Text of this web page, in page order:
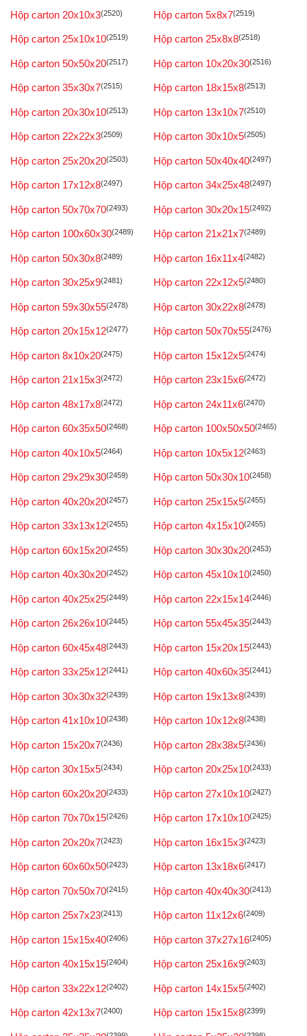
Hộp carton 20x10x3(2520) Hộp carton 5x8x7(2519)
Hộp carton 25x10x10(2519) Hộp carton 25x8x8(2518)
Hộp carton 50x50x20(2517) Hộp carton 10x20x30(2516)
Hộp carton 35x30x7(2515) Hộp carton 18x15x8(2513)
Hộp carton 20x30x10(2513) Hộp carton 13x10x7(2510)
Hộp carton 22x22x3(2509) Hộp carton 30x10x5(2505)
Hộp carton 25x20x20(2503) Hộp carton 50x40x40(2497)
Hộp carton 17x12x8(2497) Hộp carton 34x25x48(2497)
Hộp carton 50x70x70(2493) Hộp carton 30x20x15(2492)
Hộp carton 100x60x30(2489) Hộp carton 21x21x7(2489)
Hộp carton 50x30x8(2489) Hộp carton 16x11x4(2482)
Hộp carton 30x25x9(2481) Hộp carton 22x12x5(2480)
Hộp carton 59x30x55(2478) Hộp carton 30x22x8(2478)
Hộp carton 20x15x12(2477) Hộp carton 50x70x55(2476)
Hộp carton 8x10x20(2475) Hộp carton 15x12x5(2474)
Hộp carton 21x15x3(2472) Hộp carton 23x15x6(2472)
Hộp carton 48x17x8(2472) Hộp carton 24x11x6(2470)
Hộp carton 60x35x50(2468) Hộp carton 100x50x50(2465)
Hộp carton 40x10x5(2464) Hộp carton 10x5x12(2463)
Hộp carton 29x29x30(2459) Hộp carton 50x30x10(2458)
Hộp carton 40x20x20(2457) Hộp carton 25x15x5(2455)
Hộp carton 33x13x12(2455) Hộp carton 4x15x10(2455)
Hộp carton 60x15x20(2455) Hộp carton 30x30x20(2453)
Hộp carton 40x30x20(2452) Hộp carton 45x10x10(2450)
Hộp carton 40x25x25(2449) Hộp carton 22x15x14(2446)
Hộp carton 26x26x10(2445) Hộp carton 55x45x35(2443)
Hộp carton 60x45x48(2443) Hộp carton 15x20x15(2443)
Hộp carton 33x25x12(2441) Hộp carton 40x60x35(2441)
Hộp carton 30x30x32(2439) Hộp carton 19x13x8(2439)
Hộp carton 41x10x10(2438) Hộp carton 10x12x8(2438)
Hộp carton 15x20x7(2436) Hộp carton 28x38x5(2436)
Hộp carton 30x15x5(2434) Hộp carton 20x25x10(2433)
Hộp carton 60x20x20(2433) Hộp carton 27x10x10(2427)
Hộp carton 70x70x15(2426) Hộp carton 17x10x10(2425)
Hộp carton 20x20x7(2423) Hộp carton 16x15x3(2423)
Hộp carton 60x60x50(2423) Hộp carton 13x18x6(2417)
Hộp carton 70x50x70(2415) Hộp carton 40x40x30(2413)
Hộp carton 25x7x23(2413) Hộp carton 11x12x6(2409)
Hộp carton 15x15x40(2406) Hộp carton 37x27x16(2405)
Hộp carton 40x15x15(2404) Hộp carton 25x16x9(2403)
Hộp carton 33x22x12(2402) Hộp carton 14x15x5(2402)
Hộp carton 42x13x7(2400) Hộp carton 15x15x8(2399)